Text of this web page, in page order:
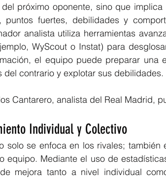
próximo oponente, sino que
fuertes, debilidades y
analista utiliza herramientas
WyScout o Instat) para
el equipo puede preparar una
del contrario y explotar sus debilidades.
Cantarero, analista del Real Madrid,
Individual y Colectivo
solo se enfoca en los rivales; también
equipo. Mediante el uso de
mejora tanto a nivel individual